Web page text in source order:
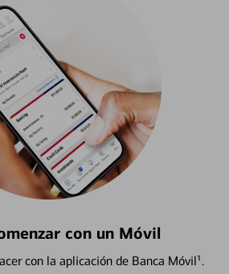
con un Móvil
con la aplicación de Banca Móvil¹.